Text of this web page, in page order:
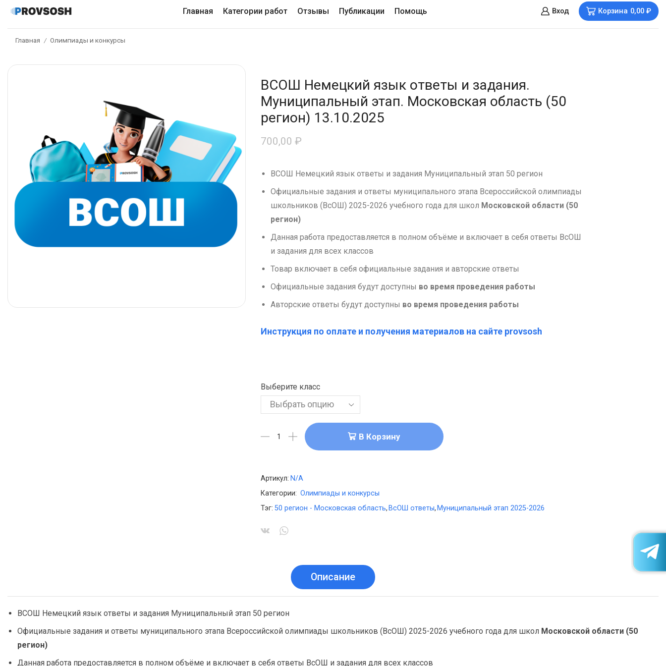
Главная Категории работ Отзывы Публикации Помощь Вход Корзина 0,00 ₽
Главная / Олимпиады и конкурсы
ВСОШ Немецкий язык ответы и задания.
Муниципальный этап. Московская область (50
регион) 13.10.2025
700,00 ₽
ВСОШ Немецкий язык ответы и задания Муниципальный этап 50 регион
Официальные задания и ответы муниципального этапа Всероссийской олимпиады
школьников (ВсОШ) 2025-2026 учебного года для школ Московской области (50
регион)
Данная работа предоставляется в полном объёме и включает в себя ответы ВсОШ
и задания для всех классов
Товар включает в себя официальные задания и авторские ответы
Официальные задания будут доступны во время проведения работы
Авторские ответы будут доступны во время проведения работы
Инструкция по оплате и получения материалов на сайте provsosh
Выберите класс
В Корзину
Артикул: N/A
Категории: Олимпиады и конкурсы
Тэг: 50 регион - Московская область, ВсОШ ответы, Муниципальный этап 2025-2026
Описание
ВСОШ Немецкий язык ответы и задания Муниципальный этап 50 регион
Официальные задания и ответы муниципального этапа Всероссийской олимпиады школьников (ВсОШ) 2025-2026 учебного года для школ Московской области (50
регион)
Данная работа предоставляется в полном объёме и включает в себя ответы ВсОШ и задания для всех классов